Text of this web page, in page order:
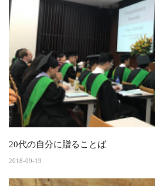
20代の自分に贈ることば
2018-09-19